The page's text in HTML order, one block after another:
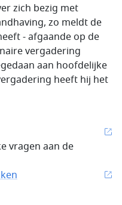
zich bezig met
zo meldt de
- afgaande op de
vergadering
aan hoofdelijke
heeft hij het
vragen aan de